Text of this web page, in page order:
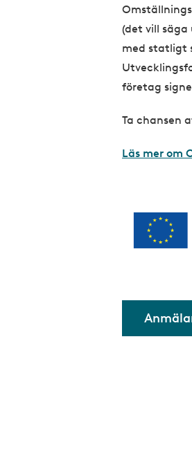
(det vill
med statligt
företag
Ta chansen
Läs mer om